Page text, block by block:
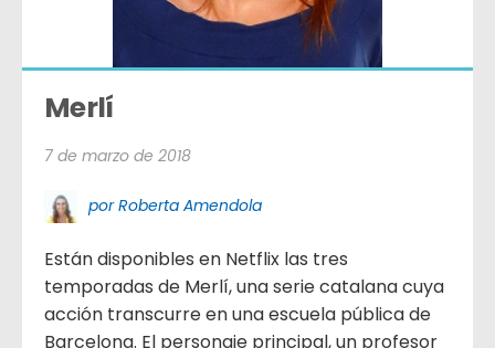
Merlí
7 de marzo de 2018
por Roberta Amendola
Están disponibles en Netflix las tres
temporadas de Merlí, una serie catalana cuya
acción transcurre en una escuela pública de
Barcelona. El personaje principal, un profesor